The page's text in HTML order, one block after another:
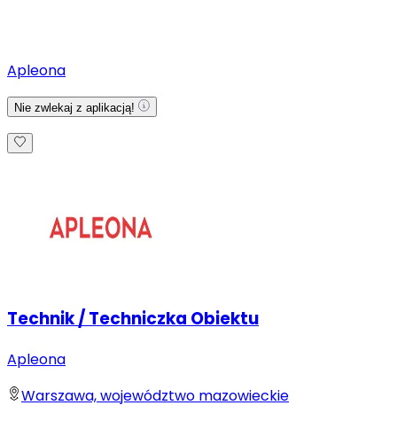
Apleona
Nie zwlekaj z aplikacją!
Technik / Techniczka Obiektu
Apleona
Warszawa, województwo mazowieckie